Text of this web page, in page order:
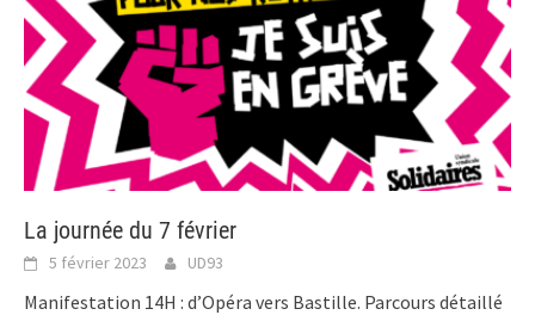
La journée du 7 février
5 février 2023 UD93
Manifestation 14H : d’Opéra vers Bastille. Parcours détaillé